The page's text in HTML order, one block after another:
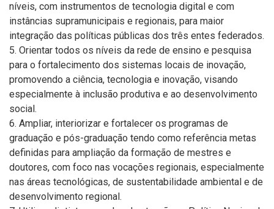
níveis, com instrumentos de tecnologia digital e com
instâncias supramunicipais e regionais, para maior
integração das políticas públicas dos três entes federados.
5. Orientar todos os níveis da rede de ensino e pesquisa
para o fortalecimento dos sistemas locais de inovação,
promovendo a ciência, tecnologia e inovação, visando
especialmente à inclusão produtiva e ao desenvolvimento
social.
6. Ampliar, interiorizar e fortalecer os programas de
graduação e pós-graduação tendo como referência metas
definidas para ampliação da formação de mestres e
doutores, com foco nas vocações regionais, especialmente
nas áreas tecnológicas, de sustentabilidade ambiental e de
desenvolvimento regional.